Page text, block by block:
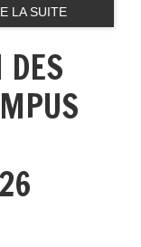
LA SUITE